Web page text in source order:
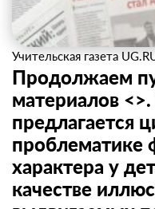
Учительская газета
Продолжаем
материалов
предлагается
проблематике
характера у
качестве